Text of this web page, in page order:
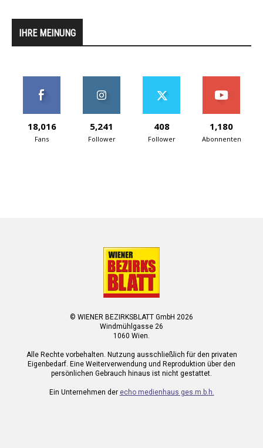
IHRE MEINUNG
18,016
Fans
5,241
Follower
408
Follower
1,180
Abonnenten
© WIENER BEZIRKSBLATT GmbH 2026
Windmühlgasse 26
1060 Wien.
Alle Rechte vorbehalten. Nutzung ausschließlich für den privaten
Eigenbedarf. Eine Weiterverwendung und Reproduktion über den
persönlichen Gebrauch hinaus ist nicht gestattet.
Ein Unternehmen der echo medienhaus ges.m.b.h.